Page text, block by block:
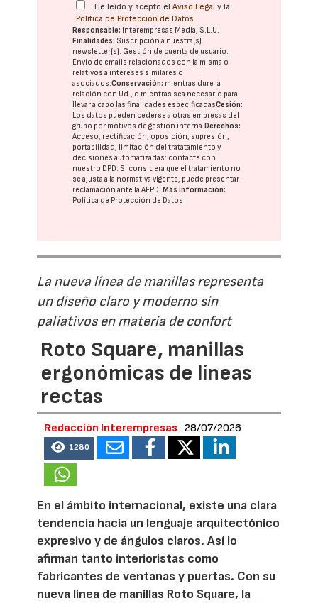
He leído y acepto elAviso Legal y la
Política de Protección de Datos
Responsable: Interempresas Media, S.L.U.
Finalidades: Suscripción a nuestra(s)
newsletter(s). Gestión de cuenta de usuario.
Envío de emails relacionados con la misma o
relativos a intereses similares o
asociados.Conservación: mientras dure la
relación con Ud., o mientras sea necesario para
llevar a cabo las finalidades especificadasCesión:
Los datos pueden cederse a otras empresas del
grupo por motivos de gestión interna.Derechos:
Acceso, rectificación, oposición, supresión,
portabilidad, limitación del tratatamiento y
decisiones automatizadas: contacte con
nuestro DPD . Si considera que el tratamiento no
se ajusta a la normativa vigente, puede presentar
reclamación ante laAEPD .Más información:
Política de Protección de Datos
La nueva línea de manillas representa
un diseño claro y moderno sin
paliativos en materia de confort
Roto Square, manillas
ergonómicas de líneas
rectas
Redacción Interempresas 28/07/2026
1280
En el ámbito internacional, existe una clara
tendencia hacia un lenguaje arquitectónico
expresivo y de ángulos claros. Así lo
afirman tanto interioristas como
fabricantes de ventanas y puertas. Con su
nueva línea de manillas Roto Square, la